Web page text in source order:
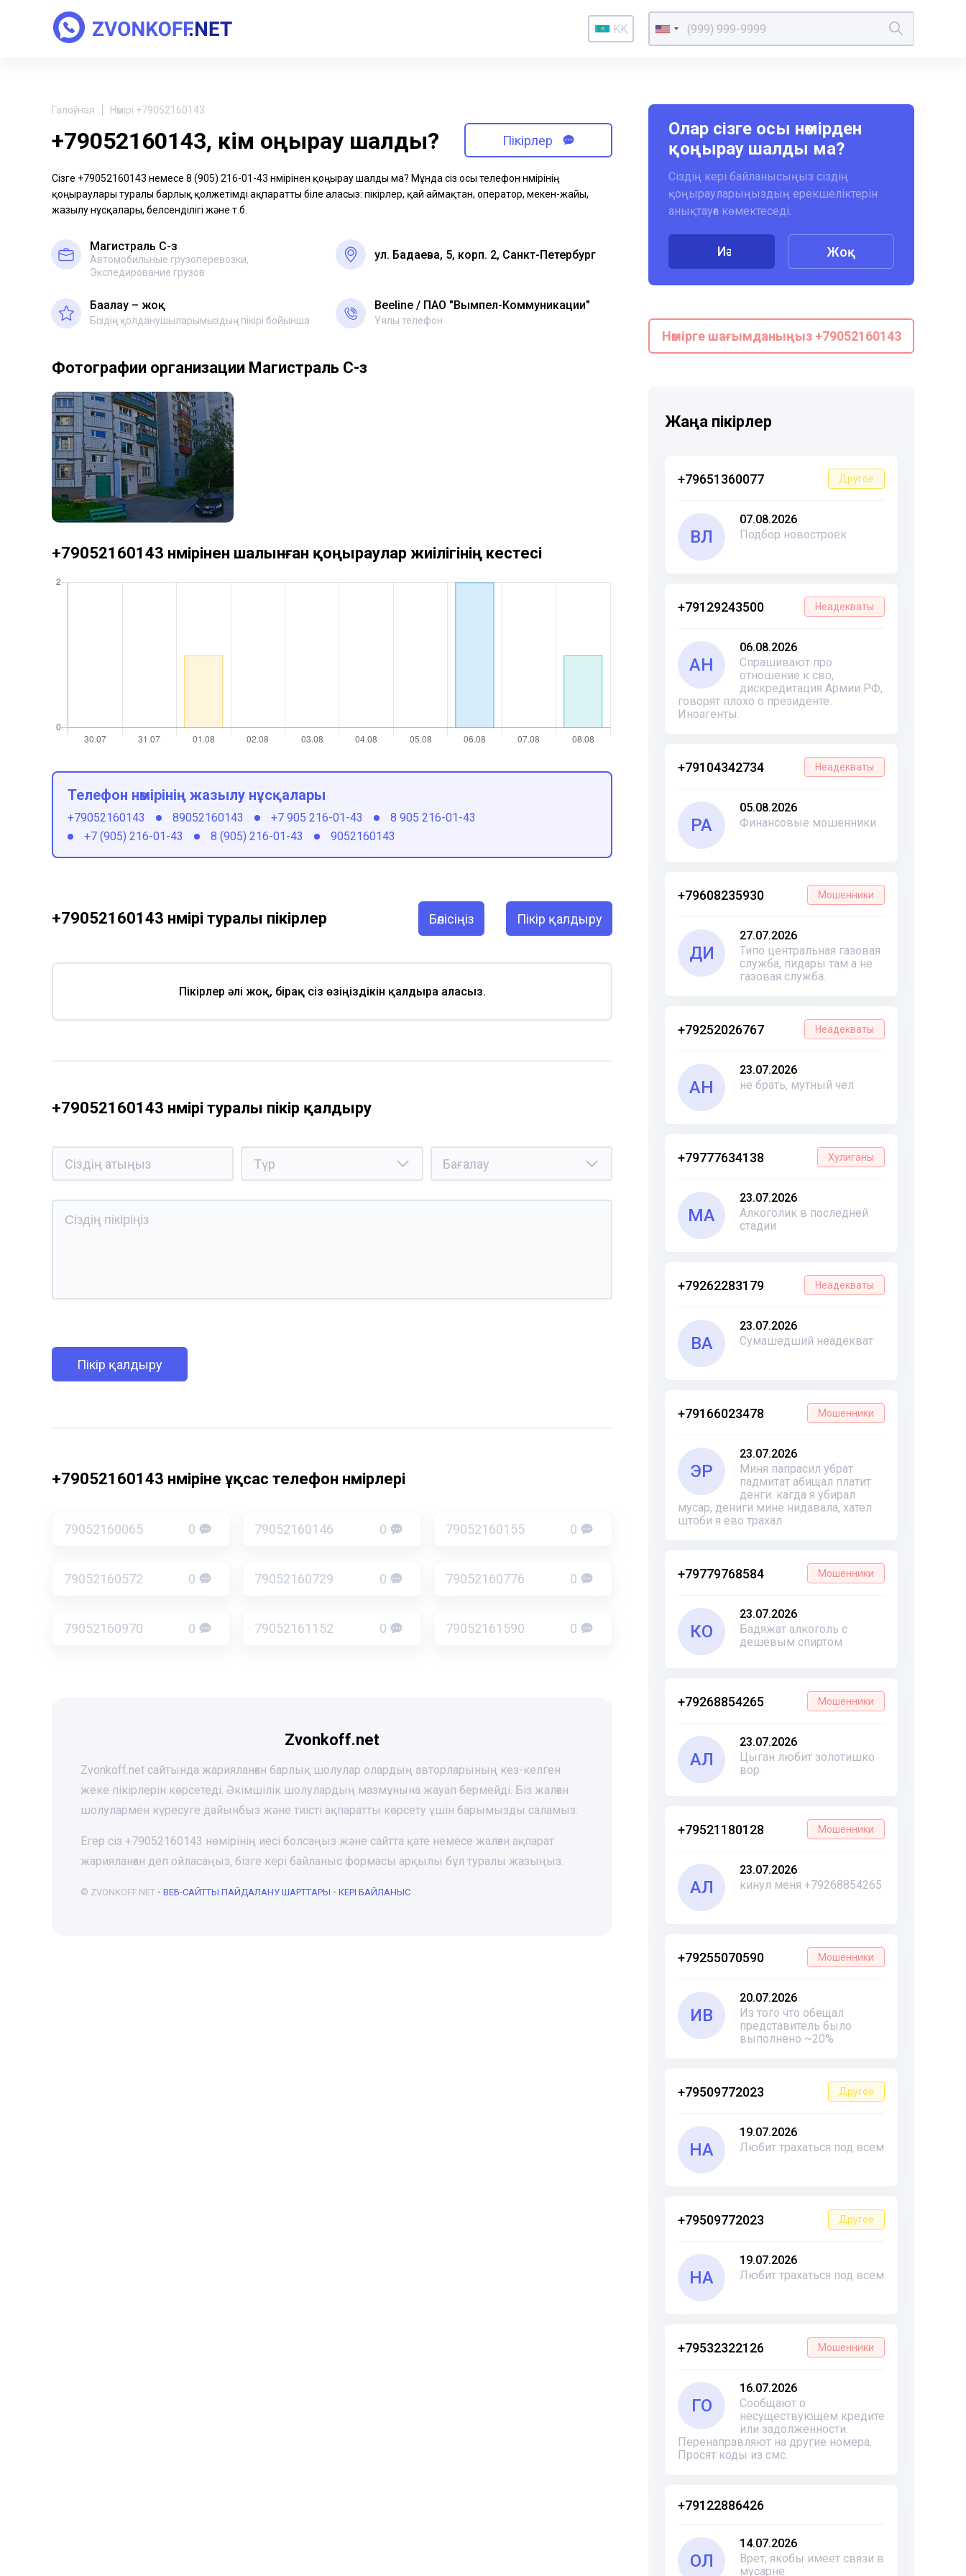
KK
Галоўная Нөмірі +79052160143
+79052160143, кім қоңырау шалды? Пікірлер
Сізге +79052160143 немесе 8 (905) 216-01-43 нөмірінен қоңырау шалды ма? Мұнда сіз осы телефон нөмірінің
қоңыраулары туралы барлық қолжетімді ақпаратты біле аласыз: пікірлер, қай аймақтан, оператор, мекен-жайы,
жазылу нұсқалары, белсенділігі және т.б.
Магистраль С-з
Автомобильные грузоперевозки,
Экспедирование грузов
ул. Бадаева, 5, корп. 2, Санкт-Петербург
Бағалау – жоқ
Біздің қолданушыларымыздың пікірі бойынша
Beeline ПАО "Вымпел-Коммуникации"
Ұялы телефон
Фотографии организации Магистраль С-з
Олар сізге осы нөмірден
қоңырау шалды ма?
Сіздің кері байланысыңыз сіздің
қоңырауларыңыздың ерекшеліктерін
анықтауға көмектеседі.
Иә Жоқ
Нөмірге шағымданыңыз +79052160143
Жаңа пікірлер
+79651360077 Другое
ВЛ
07.08.2026
Подбор новостроек
+79129243500 Неадекваты
АН
06.08.2026
Спрашивают про
отношение к сво,
дискредитация Армии РФ,
говорят плохо о президенте.
Иноагенты.
+79104342734 Неадекваты
РА
05.08.2026
Финансовые мошенники
+79608235930 Мошенники
ДИ
27.07.2026
Типо центральная газовая
служба, пидары там а не
газовая служба.
+79252026767 Неадекваты
АН
23.07.2026
не брать, мутный чел
+79777634138 Хулиганы
МА
23.07.2026
Алкоголик в последней
стадии
+79262283179 Неадекваты
ВА
23.07.2026
Сумашедший неадекват
+79166023478 Мошенники
ЭР
23.07.2026
Миня папрасил убрат
падмитат абищал платит
денги. кагда я убирал
мусар, дениги мине нидавала, хател
штоби я ево трахал
+79779768584 Мошенники
КО
23.07.2026
Бадяжат алкоголь с
дешёвым спиртом
+79268854265 Мошенники
АЛ
23.07.2026
Цыган любит золотишко
вор
+79521180128 Мошенники
АЛ
23.07.2026
кинул меня +79268854265
+79255070590 Мошенники
ИВ
20.07.2026
Из того что обещал
представитель было
выполнено ~20%
+79509772023 Другое
НА
19.07.2026
Любит трахаться под всем
+79509772023 Другое
НА
19.07.2026
Любит трахаться под всем
+79532322126 Мошенники
ГО
16.07.2026
Сообщают о
несуществующем кредите
или задолженности.
Перенаправляют на другие номера.
Просят коды из смс.
+79122886426
ОЛ
14.07.2026
Врет, якобы имеет связи в
мусарне.
+79052160143 нөмірінен шалынған қоңыраулар жиілігінің кестесі
Телефон нөмірінің жазылу нұсқалары
+79052160143 89052160143 +7 905 216-01-43
8 905 216-01-43
+7 (905) 216-01-43
8 (905) 216-01-43 9052160143
+79052160143 нөмірі туралы пікірлер Бөлісіңіз Пікір қалдыру
Пікірлер әлі жоқ, бірақ сіз өзіңіздікін қалдыра аласыз.
+79052160143 нөмірі туралы пікір қалдыру
Пікір қалдыру
+79052160143 нөміріне ұқсас телефон нөмірлері
79052160065 0 79052160146 0 79052160155 0
79052160572 0 79052160729 0 79052160776 0
79052160970 0 79052161152 0 79052161590 0
Zvonkoff.net
Zvonkoff.net сайтында жарияланған барлық шолулар олардың авторларының кез-келген
жеке пікірлерін көрсетеді. Әкімшілік шолулардың мазмұнына жауап бермейді. Біз жалған
шолулармен күресуге дайынбыз және тиісті ақпаратты көрсету үшін барымызды саламыз.
Егер сіз +79052160143 нөмірінің иесі болсаңыз және сайтта қате немесе жалған ақпарат
жарияланған деп ойласаңыз, бізге кері байланыс формасы арқылы бұл туралы жазыңыз.
© ZVONKOFF.NET • ВЕБ-CАЙТТЫ ПАЙДАЛАНУ ШАРТТАРЫ • КЕРІ БАЙЛАНЫС